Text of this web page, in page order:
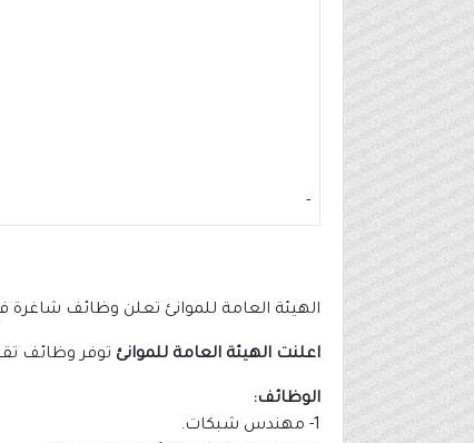
-
الهيئة العامة للموانئ تعلن وظائف شاغرة
اعلنت الهيئة العامة للموانئ توفر وظائف
الوظائف:
1- مهندس شبكات.